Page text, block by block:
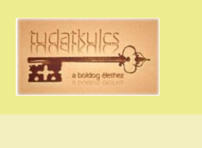
Ugrás
navigációhoz
Kilépés
tartalomba
HÚZZ EGY KÁRTYÁT!